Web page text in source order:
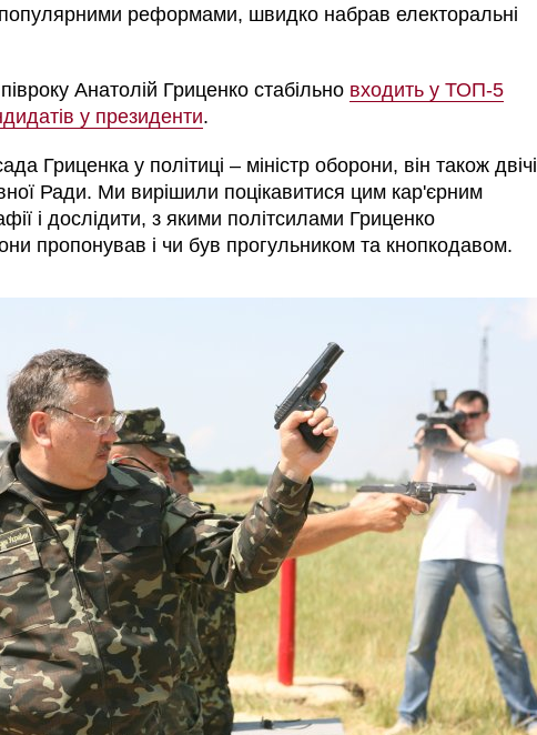
реформами, швидко набрав електоральні
Анатолій Гриценко стабільно входить у ТОП-5
у президенти.
Гриценка у політиці –міністр оборони, він також двічі
Ради. Ми вирішили поцікавитися цим кар'єрним
і дослідити, з якими політсилами Гриценко
пропонував і чи був прогульником та кнопкодавом.